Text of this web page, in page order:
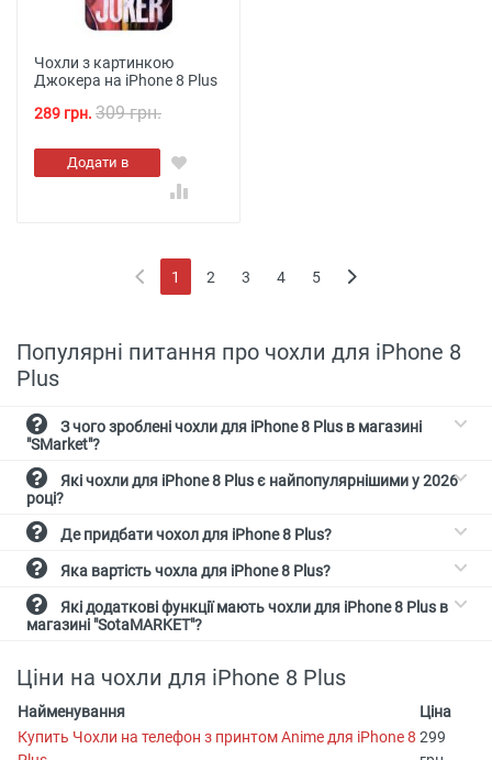
Чохли з картинкою
Джокера на iPhone 8 Plus
289 грн. 309 грн.
Додати в
кошик
1
(current)
2 3 4 5
Популярні питання про чохли для iPhone 8
Plus
"SMarket"?
році?
Де придбати чохол для iPhone 8 Plus?
Яка вартість чохла для iPhone 8 Plus?
магазині "SotaMARKET"?
Ціни на чохли для iPhone 8 Plus
Найменування
Ціна
Купить Чохли на телефон з принтом Anime для iPhone 8 299